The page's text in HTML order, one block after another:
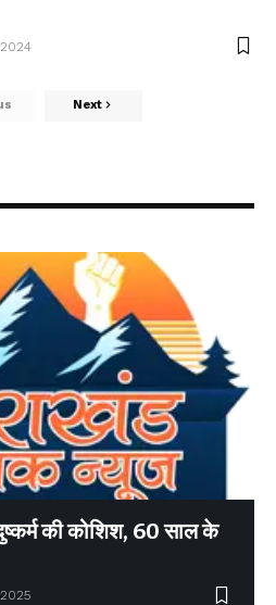
Next
की कोशिश, 60 साल के